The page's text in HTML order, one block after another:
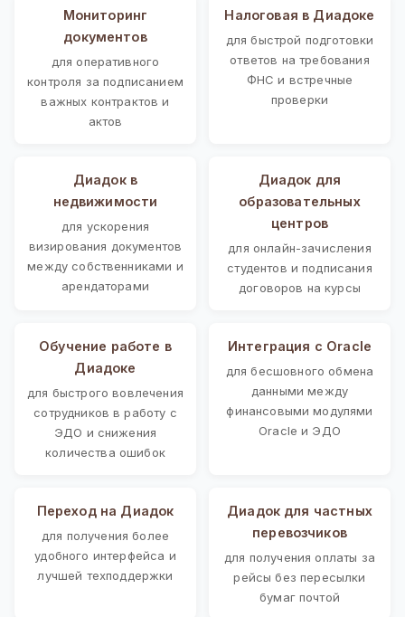
Мониторинг
документов
для оперативного
контроля за подписанием
важных контрактов и
актов
Налоговая в Диадоке
для быстрой подготовки
ответов на требования
ФНС и встречные
проверки
Диадок в
недвижимости
для ускорения
визирования документов
между собственниками и
арендаторами
Диадок для
образовательных
центров
для онлайн-зачисления
студентов и подписания
договоров на курсы
Обучение работе в
Диадоке
для быстрого вовлечения
сотрудников в работу с
ЭДО и снижения
количества ошибок
Интеграция с Oracle
для бесшовного обмена
данными между
финансовыми модулями
Oracle и ЭДО
Переход на Диадок
для получения более
удобного интерфейса и
лучшей техподдержки
Диадок для частных
перевозчиков
для получения оплаты за
рейсы без пересылки
бумаг почтой